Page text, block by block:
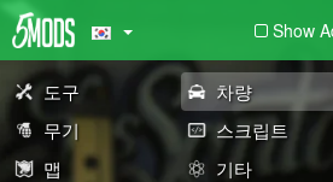
Show
도구 차량
무기
스크립트
맵
기타